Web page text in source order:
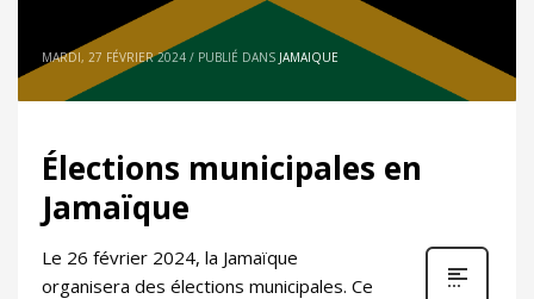
MARDI, 27 FÉVRIER 2024 / PUBLIÉ DANS JAMAIQUE
Élections municipales en
Jamaïque
Le 26 février 2024, la Jamaïque
organisera des élections municipales. Ce